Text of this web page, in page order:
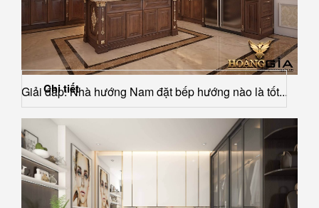
Giải đáp: Nhà hướng Nam đặt bếp hướng nào là tốt...
Chi tiết